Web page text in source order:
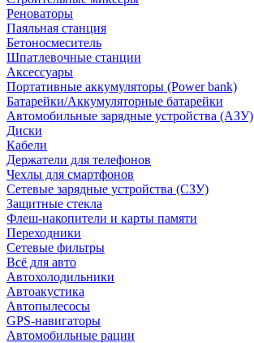
Реноваторы
Паяльная станция
Бетоносмеситель
Шпатлевочные станции
Аксессуары
Портативные аккумуляторы (Power bank)
Батарейки/Аккумуляторные батарейки
Автомобильные зарядные устройства (АЗУ)
Диски
Кабели
Держатели для телефонов
Чехлы для смартфонов
Сетевые зарядные устройства (СЗУ)
Защитные стекла
Флеш-накопители и карты памяти
Переходники
Сетевые фильтры
Всё для авто
Автохолодильники
Автоакустика
Автопылесосы
GPS-навигаторы
Автомобильные рации